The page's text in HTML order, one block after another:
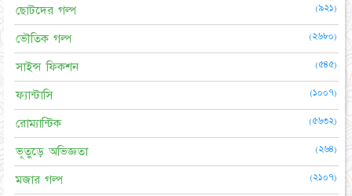
ছোটদের গল্প (৯২১)
ভৌতিক গল্প (২৬৮০)
সাইন্স ফিকশন (৫৪৫)
ফ্যান্টাসি (১০০৭)
রোম্যান্টিক (৫৬৩২)
ভূতুড়ে অভিজ্ঞতা (২৬৪)
মজার গল্প (২১০৭)